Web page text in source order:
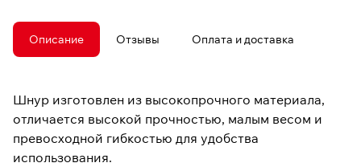
Описание Отзывы Оплата и доставка
Шнур изготовлен из высокопрочного материала,
отличается высокой прочностью, малым весом и
превосходной гибкостью для удобства
использования.